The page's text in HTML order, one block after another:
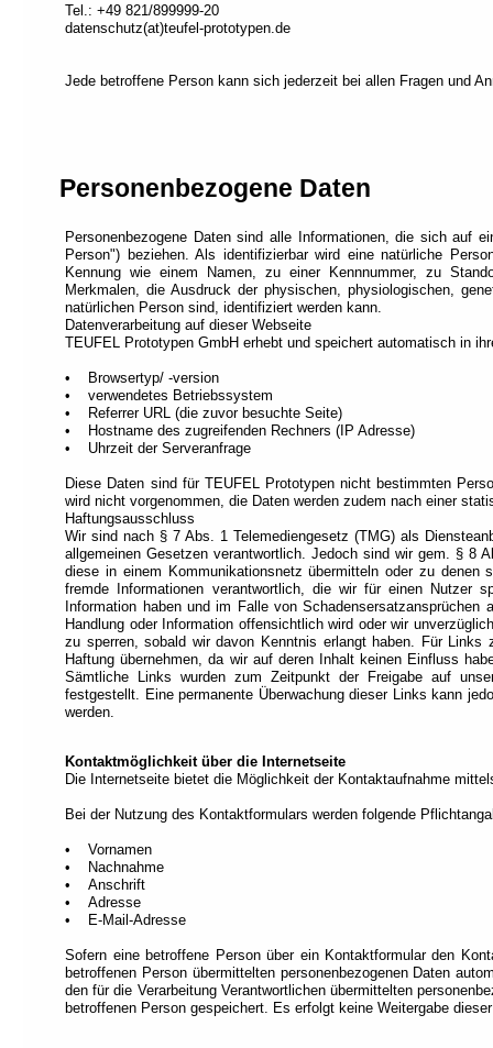
Seite
unterteilt
einen
Titel
(Titelbasierte
Navigation).
wichtigsten
Abschnitte
sind
einer
zugeordnet
(Orientierungsbasierte
Navigation).
Anfang
jeder
Seite
befindet
sich
Schnellzugriffsmenü
(Verknüpfungsbasierte
Navigation).
Jede
Verknüpfung
einer
Taste
zugeordnet
Tel.: +49 821/899999-20
datenschutz(at)teufel-prototypen.de
Jede betroffene Person kann sich jederzeit bei allen Fragen und
Personenbezogene Daten
Personenbezogene Daten sind alle Informationen, die sich auf
Person") beziehen. Als identifizierbar wird eine natürliche
Kennung wie einem Namen, zu einer Kennnummer, zu
Merkmalen, die Ausdruck der physischen, physiologischen,
natürlichen Person sind, identifiziert werden kann.
Datenverarbeitung auf dieser Webseite
TEUFEL Prototypen GmbH erhebt und speichert automatisch in
• Browsertyp/ -version
• verwendetes Betriebssystem
• Referrer URL (die zuvor besuchte Seite)
• Hostname des zugreifenden Rechners (IP Adresse)
• Uhrzeit der Serveranfrage
Diese Daten sind für TEUFEL Prototypen nicht bestimmten
wird nicht vorgenommen, die Daten werden zudem nach einer
Haftungsausschluss
Wir sind nach § 7 Abs. 1 Telemediengesetz (TMG) als
allgemeinen Gesetzen verantwortlich. Jedoch sind wir gem. § 8
diese in einem Kommunikationsnetz übermitteln oder zu
fremde Informationen verantwortlich, die wir für einen Nutzer
Information haben und im Falle von
Handlung oder Information offensichtlich wird oder wir
zu sperren, sobald wir davon Kenntnis erlangt haben. Für
Haftung übernehmen, da wir auf deren Inhalt keinen Einfluss
Sämtliche Links wurden zum Zeitpunkt der Freigabe auf
festgestellt. Eine permanente Überwachung dieser Links kann
werden.
Kontaktmöglichkeit über die Internetseite
Die Internetseite bietet die Möglichkeit der Kontaktaufnahme
Bei der Nutzung des Kontaktformulars werden folgende
• Vornamen
• Nachnahme
• Anschrift
• Adresse
• E-Mail-Adresse
Sofern eine betroffene Person über ein Kontaktformular den
betroffenen Person übermittelten personenbezogenen Daten
den für die Verarbeitung Verantwortlichen übermittelten
betroffenen Person gespeichert. Es erfolgt keine Weitergabe